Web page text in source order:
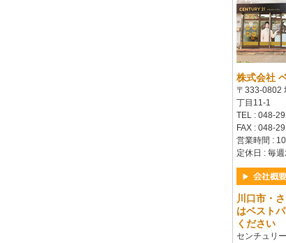
株式会社
〒333-0802
丁目11-1
TEL : 048-
FAX : 048-
営業時間 :
定休日 : 毎週
川口市・
はベスト
ください
センチュリ